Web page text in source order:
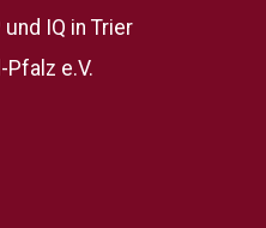
IQ in Trier
Pfalz e.V.